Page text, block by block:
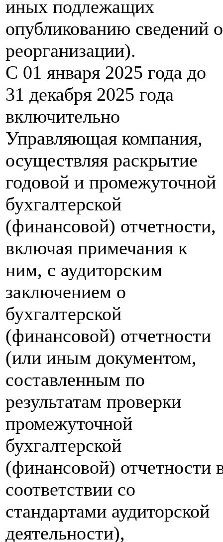
иных подлежащих
опубликованию сведений о
реорганизации).
С 01 января 2025 года до
31 декабря 2025 года
включительно
Управляющая компания,
осуществляя раскрытие
годовой и промежуточной
бухгалтерской
(финансовой) отчетности,
включая примечания к
ним, с аудиторским
заключением о
бухгалтерской
(финансовой) отчетности
(или иным документом,
составленным по
результатам проверки
промежуточной
бухгалтерской
(финансовой) отчетности
соответствии со
стандартами аудиторской
деятельности),